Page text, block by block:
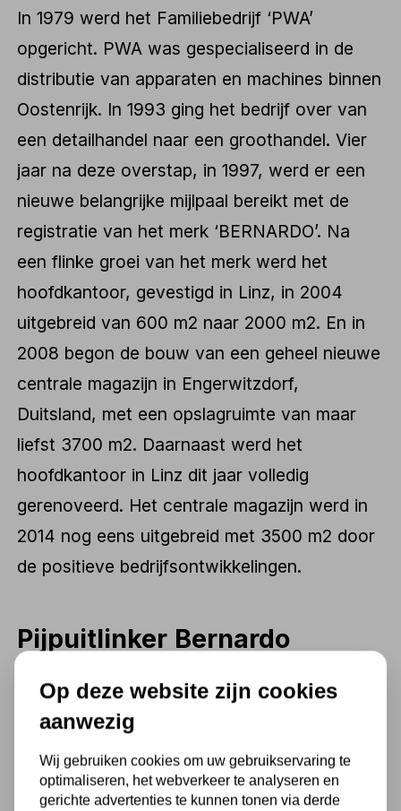
In 1979 werd het Familiebedrijf ‘PWA’
opgericht. PWA was gespecialiseerd in de
distributie van apparaten en machines binnen
Oostenrijk. In 1993 ging het bedrijf over van
een detailhandel naar een groothandel. Vier
jaar na deze overstap, in 1997, werd er een
nieuwe belangrijke mijlpaal bereikt met de
registratie van het merk ‘BERNARDO’. Na
een flinke groei van het merk werd het
hoofdkantoor, gevestigd in Linz, in 2004
uitgebreid van 600 m2 naar 2000 m2. En in
2008 begon de bouw van een geheel nieuwe
centrale magazijn in Engerwitzdorf,
Duitsland, met een opslagruimte van maar
liefst 3700 m2. Daarnaast werd het
hoofdkantoor in Linz dit jaar volledig
gerenoveerd. Het centrale magazijn werd in
2014 nog eens uitgebreid met 3500 m2 door
de positieve bedrijfsontwikkelingen.
Pijpuitlinker Bernardo
pijpuitblinkers aan, ook wel bekend als
pijpuitslijpers of pijpenstansen. Deze
gereedschappen worden gebruikt om de
binnenkant van pijpen of buizen te reinigen
Op deze website zijn cookies
aanwezig
Wij gebruiken cookies om uw gebruikservaring te
optimaliseren, het webverkeer te analyseren en
gerichte advertenties te kunnen tonen via derde